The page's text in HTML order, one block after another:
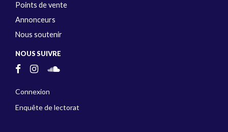
Points de vente
Annonceurs
Nous soutenir
NOUS SUIVRE
Connexion
Enquête de lectorat